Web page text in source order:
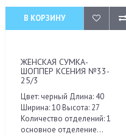
В КОРЗИНУ
ЖЕНСКАЯ СУМКА-
ШОППЕР КСЕНИЯ №33-
25/3
Цвет: черный Длина: 40
Ширина: 10 Высота: 27
Количество отделений: 1
основное отделение...